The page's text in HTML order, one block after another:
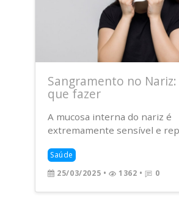
Sangramento no
que fazer
A mucosa interna do nariz é
extremamente sensível e
Saúde
25/03/2025 • 1362 • 0